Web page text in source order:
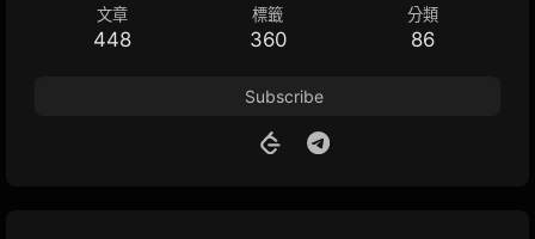
文章
448
標籤
360
分類
86
Subscribe